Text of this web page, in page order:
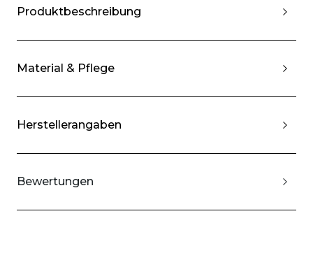
Produktbeschreibung
Material & Pflege
Herstellerangaben
Bewertungen